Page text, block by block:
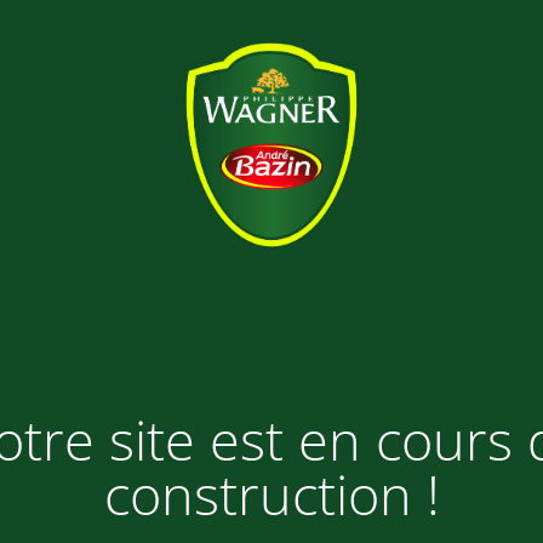
site est en cours
construction !